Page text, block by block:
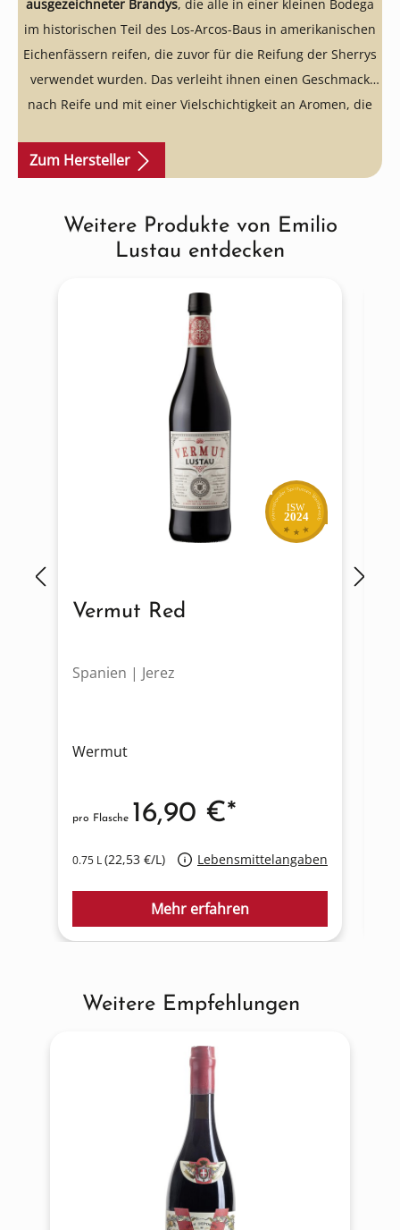
ausgezeichneter Brandys, die alle in einer kleinen Bodega
im historischen Teil des Los-Arcos-Baus in amerikanischen
Eichenfässern reifen, die zuvor für die Reifung der Sherrys
verwendet wurden. Das verleiht ihnen einen Geschmack
nach Reife und mit einer Vielschichtigkeit an Aromen, die
Zum Hersteller
Produktgalerie überspringen
Weitere Produkte von Emilio
Lustau entdecken
2024
ISW
Vermut Red
Spanien | Jerez
Wermut
0.75 L(22,53 €/L) Lebensmittelangaben
pro Flasche 16,90 €*
Mehr erfahren
Produktgalerie überspringen
Weitere Empfehlungen